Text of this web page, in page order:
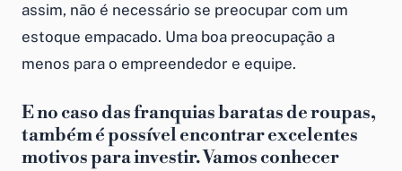
assim, não é necessário se preocupar com um
estoque empacado. Uma boa preocupação a
menos para o empreendedor e equipe.
E no caso das franquias baratas de roupas,
também é possível encontrar excelentes
motivos para investir. Vamos conhecer